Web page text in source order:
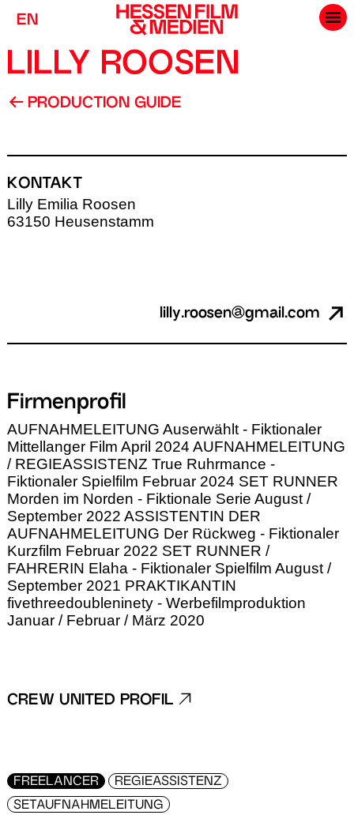
EN
LILLY ROOSEN
PRODUCTION GUIDE
KONTAKT
Lilly Emilia Roosen
63150 Heusenstamm
lilly.roosen@gmail.com
Firmenprofil
AUFNAHMELEITUNG Auserwählt - Fiktionaler
Mittellanger Film April 2024 AUFNAHMELEITUNG
/ REGIEASSISTENZ True Ruhrmance -
Fiktionaler Spielfilm Februar 2024 SET RUNNER
Morden im Norden - Fiktionale Serie August /
September 2022 ASSISTENTIN DER
AUFNAHMELEITUNG Der Rückweg - Fiktionaler
Kurzfilm Februar 2022 SET RUNNER /
FAHRERIN Elaha - Fiktionaler Spielfilm August /
September 2021 PRAKTIKANTIN
fivethreedoubleninety - Werbefilmproduktion
Januar / Februar / März 2020
CREW UNITED PROFIL
FREELANCER
REGIEASSISTENZ
SETAUFNAHMELEITUNG